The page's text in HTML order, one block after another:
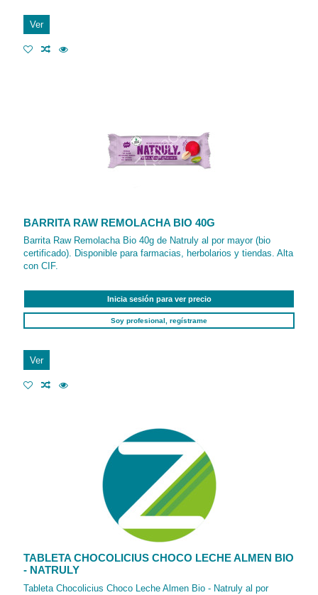
Ver
BARRITA RAW REMOLACHA BIO 40G
Barrita Raw Remolacha Bio 40g de Natruly al por mayor (bio
certificado). Disponible para farmacias, herbolarios y tiendas. Alta
con CIF.
Inicia sesión para ver precio
Soy profesional, regístrame
Ver
TABLETA CHOCOLICIUS CHOCO LECHE ALMEN BIO
- NATRULY
Tableta Chocolicius Choco Leche Almen Bio - Natruly al por